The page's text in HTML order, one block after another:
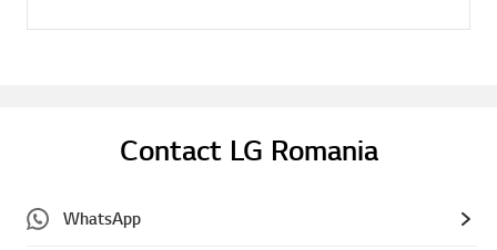
Contact LG Romania
WhatsApp